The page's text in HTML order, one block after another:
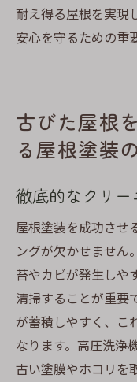
耐え得る屋根を実現
安心を守るための重
古びた屋根
る屋根塗装
徹底的なクリ
屋根塗装を成功させ
ングが欠かせません
苔やカビが発生しや
清掃することが重要
が蓄積しやすく、こ
なります。高圧洗浄
古い塗膜やホコリを